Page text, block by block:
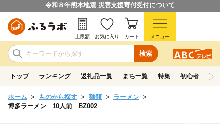
令和８年熊本地震 災害支援寄付受付について
検索
上限額 お気に入り カート メニュー
トップ ランキング 返礼品一覧 まち一覧 特集 初心者ガイド
ホーム ものから探す 麺類
ラーメン
博多ラーメン 10人前 BZ002